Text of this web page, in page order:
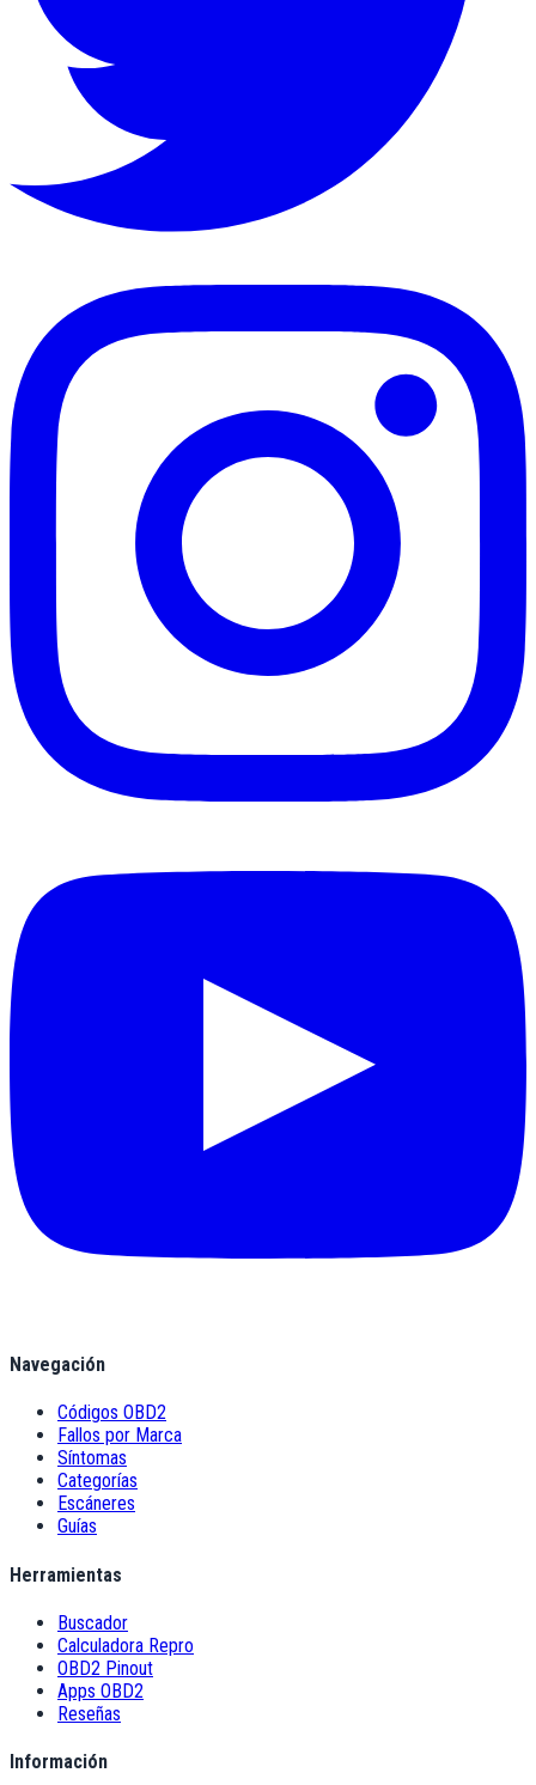
Navegación
Códigos OBD2
Fallos por Marca
Síntomas
Categorías
Escáneres
Guías
Herramientas
Buscador
Calculadora Repro
OBD2 Pinout
Apps OBD2
Reseñas
Información